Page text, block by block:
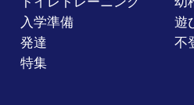
入学準備
遊
発達
不
特集